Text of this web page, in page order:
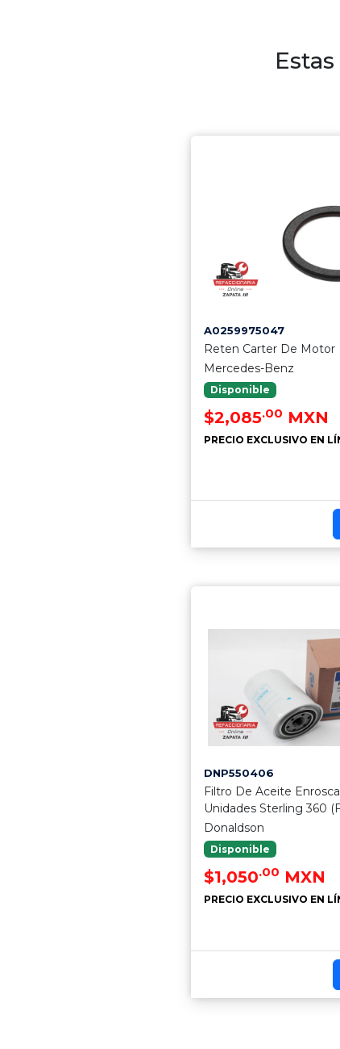
A0259975047
Reten Carter De Motor
Mercedes-Benz
Disponible
$2,085.00 MXN
PRECIO EXCLUSIVO EN
DNP550406
Filtro De Aceite
Unidades Sterling 360
Donaldson
Disponible
$1,050.00 MXN
PRECIO EXCLUSIVO EN